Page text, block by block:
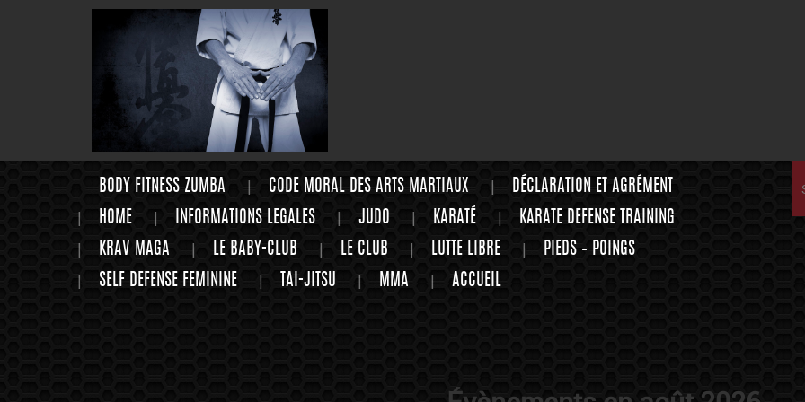
BODY FITNESS ZUMBA CODE MORAL DES ARTS MARTIAUX
DÉCLARATION ET AGRÉMENT
HOME
INFORMATIONS LEGALES JUDO KARATÉ
KARATE DEFENSE TRAINING
KRAV MAGA
LE BABY-CLUB LE CLUB LUTTE LIBRE
PIEDS – POINGS
SELF DEFENSE FEMININE
TAI-JITSU MMA ACCUEIL